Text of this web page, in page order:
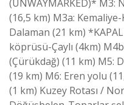
(UNWAYMARKED)* M3:
(16,5 km) M3a:
Dalaman (21 km)
köprüsü-Çaylı (4km)
(Çürükdağ) (11 km) M5:
(19 km) M6: Eren yolu
(1 km) Kuzey Rotası /